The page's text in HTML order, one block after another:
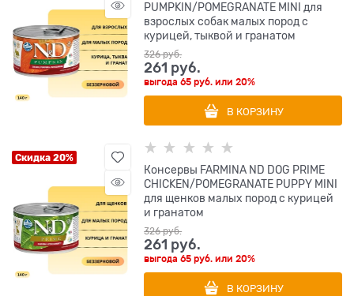
PUMPKIN/POMEGRANATE MINI для
взрослых собак малых пород с
курицей, тыквой и гранатом
326 руб.
261 руб.
выгода65 руб. или20%
В КОРЗИНУ
Скидка 20%
Консервы FARMINA ND DOG PRIME
CHICKEN/POMEGRANATE PUPPY MINI
для щенков малых пород с курицей
и гранатом
326 руб.
261 руб.
выгода65 руб. или20%
В КОРЗИНУ